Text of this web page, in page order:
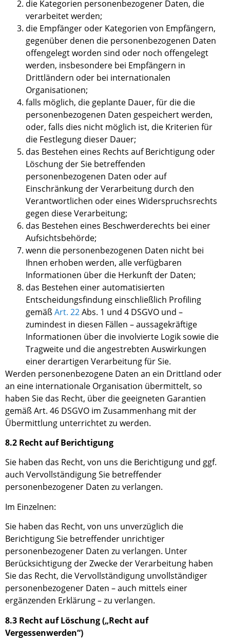
die Kategorien personenbezogener Daten, die
verarbeitet werden;
die Empfänger oder Kategorien von Empfängern,
gegenüber denen die personenbezogenen Daten
offengelegt worden sind oder noch offengelegt
werden, insbesondere bei Empfängern in
Drittländern oder bei internationalen
Organisationen;
falls möglich, die geplante Dauer, für die die
personenbezogenen Daten gespeichert werden,
oder, falls dies nicht möglich ist, die Kriterien für
die Festlegung dieser Dauer;
das Bestehen eines Rechts auf Berichtigung oder
Löschung derSie betreffenden
personenbezogenen Daten oder auf
Einschränkung der Verarbeitung durch den
Verantwortlichen oder eines Widerspruchsrechts
gegen diese Verarbeitung;
das Bestehen eines Beschwerderechts bei einer
Aufsichtsbehörde;
wenn die personenbezogenen Daten nicht bei
Ihnen erhoben werden, alle verfügbaren
Informationen über die Herkunft der Daten;
das Bestehen einer automatisierten
Entscheidungsfindung einschließlich Profiling
gemäßArt. 22Abs. 1 und 4 DSGVO und –
zumindest in diesen Fällen – aussagekräftige
Informationen über die involvierte Logik sowie die
Tragweite und die angestrebten Auswirkungen
einer derartigen Verarbeitung fürSie.
Werden personenbezogene Daten an ein Drittland oder
an eine internationale Organisation übermittelt, so
haben Sie das Recht, über die geeigneten Garantien
gemäß Art. 46 DSGVO im Zusammenhang mit der
Übermittlung unterrichtet zu werden.
8.2 Recht auf Berichtigung
Sie haben das Recht, von uns die Berichtigung und ggf.
auch Vervollständigung Sie betreffender
personenbezogener Daten zu verlangen.
Im Einzelnen:
Sie haben das Recht, von uns unverzüglich die
BerichtigungSie betreffender unrichtiger
personenbezogener Daten zu verlangen. Unter
Berücksichtigung der Zwecke derVerarbeitung haben
Sie das Recht, die Vervollständigung unvollständiger
personenbezogener Daten – auch mittels einer
ergänzenden Erklärung – zu verlangen.
8.3 Recht auf Löschung („Recht auf
Vergessenwerden“)